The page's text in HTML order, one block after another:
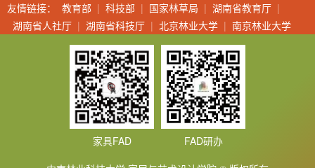
友情链接： 教育部 | 科技部 | 国家林草局 | 湖南省教育厅 |
湖南省人社厅 | 湖南省科技厅 | 北京林业大学 | 南京林业大学
家具FAD
FAD研办